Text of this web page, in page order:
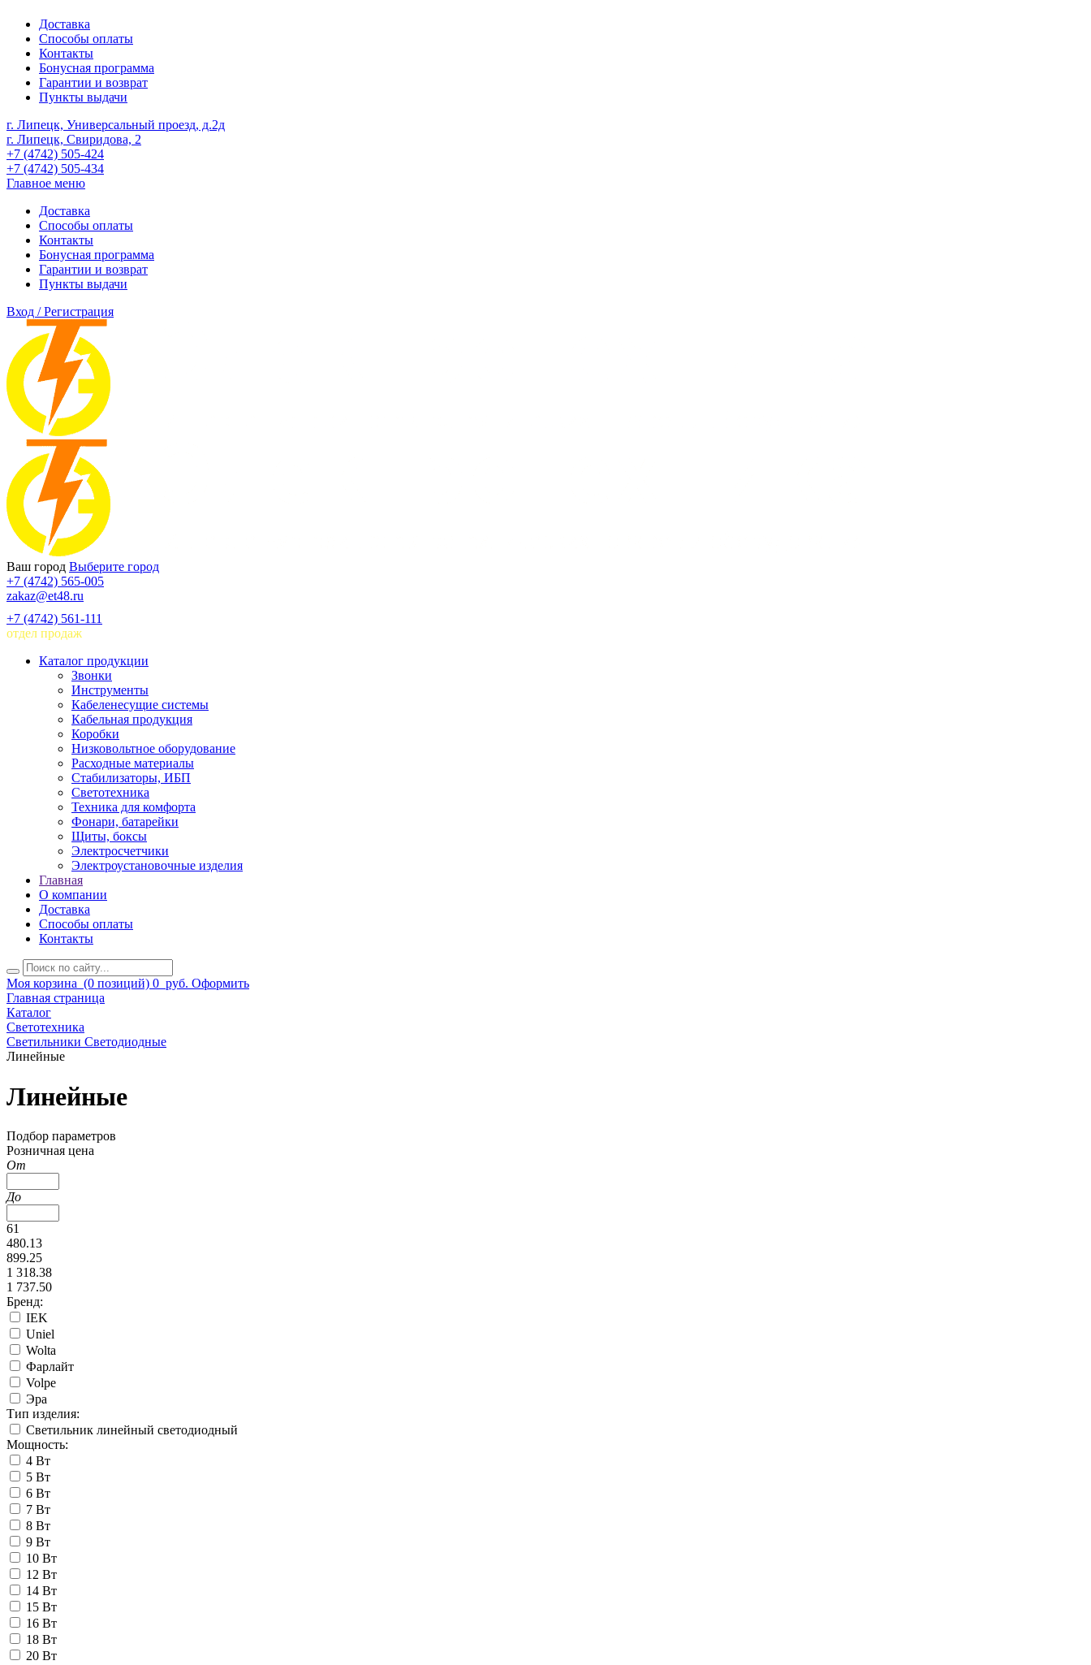
Доставка
Способы оплаты
Контакты
Бонусная программа
Гарантии и возврат
Пункты выдачи
г. Липецк, Универсальный проезд, д.2д
г. Липецк, Свиридова, 2
+7 (4742) 505-424
+7 (4742) 505-434
Главное меню
Доставка
Способы оплаты
Контакты
Бонусная программа
Гарантии и возврат
Пункты выдачи
Вход / Регистрация
Ваш город Выберите город
+7 (4742) 565-005
zakaz@et48.ru
+7 (4742) 561-111
отдел продаж
Каталог продукции
Звонки
Инструменты
Кабеленесущие системы
Кабельная продукция
Коробки
Низковольтное оборудование
Расходные материалы
Стабилизаторы, ИБП
Светотехника
Техника для комфорта
Фонари, батарейки
Щиты, боксы
Электросчетчики
Электроустановочные изделия
Главная
О компании
Доставка
Способы оплаты
Контакты
Моя корзина (0 позиций) 0 руб. Оформить
Главная страница
Каталог
Светотехника
Светильники Светодиодные
Линейные
Линейные
Подбор параметров
Розничная цена
От
До
61
480.13
899.25
1 318.38
1 737.50
Бренд:
IEK
Uniel
Wolta
Фарлайт
Volpe
Эра
Тип изделия:
Светильник линейный светодиодный
Мощность:
4 Вт
5 Вт
6 Вт
7 Вт
8 Вт
9 Вт
10 Вт
12 Вт
14 Вт
15 Вт
16 Вт
18 Вт
20 Вт